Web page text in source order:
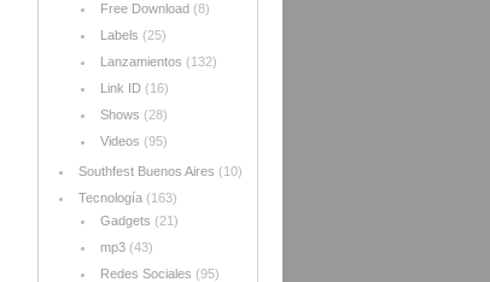
Free Download (8)
Labels (25)
Lanzamientos (132)
Link ID (16)
Shows (28)
Videos (95)
Southfest Buenos Aires (10)
Tecnología (163)
Gadgets (21)
mp3 (43)
Redes Sociales (95)